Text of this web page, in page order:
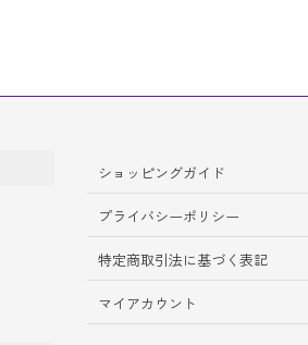
ショッピングガイド
プライバシーポリシー
特定商取引法に基づく表記
マイアカウント